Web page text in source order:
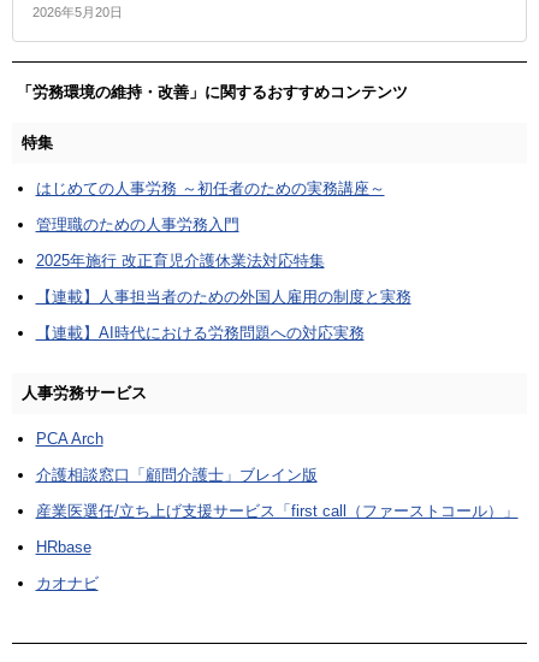
2026年5月20日
「労務環境の維持・改善」に関するおすすめコンテンツ
特集
はじめての人事労務 ～初任者のための実務講座～
管理職のための人事労務入門
2025年施行 改正育児介護休業法対応特集
【連載】人事担当者のための外国人雇用の制度と実務
【連載】AI時代における労務問題への対応実務
人事労務サービス
PCA Arch
介護相談窓口「顧問介護士」ブレイン版
産業医選任/立ち上げ支援サービス「first call（ファーストコール）」
HRbase
カオナビ